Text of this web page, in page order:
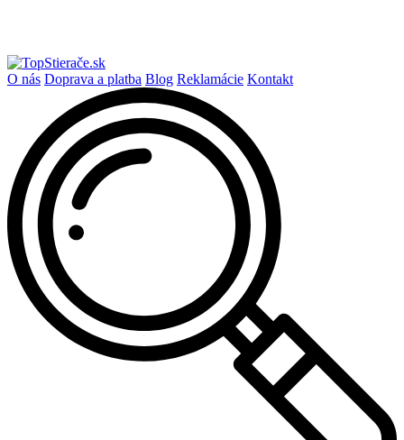
O nás Doprava a platba Blog Reklamácie Kontakt